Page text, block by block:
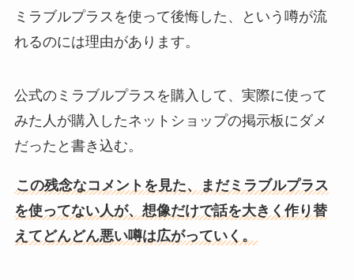
ミラブルプラスを使って後悔した、という噂が流
れるのには理由があります。
公式のミラブルプラスを購入して、実際に使って
みた人が購入したネットショップの掲示板にダメ
だったと書き込む。
この残念なコメントを見た、まだミラブルプラス
を使ってない人が、想像だけで話を大きく作り替
えてどんどん悪い噂は広がっていく。